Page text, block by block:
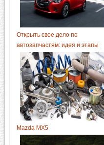
Открыть свое дело по
автозапчастям: идея и этапы
Mazda MX5